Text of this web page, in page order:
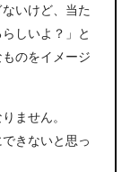
いけど、当た
しいよ？」と
のをイメージ
ません。
きないと思っ